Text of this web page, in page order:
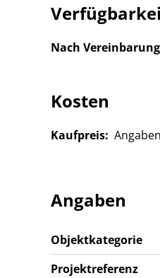
Nach Vereinbarung
Kosten
Kaufpreis:
Angaben
Objektkategorie
Projektreferenz